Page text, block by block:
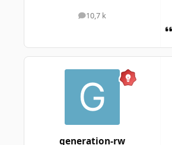
10,7 k
messages
generation-rw